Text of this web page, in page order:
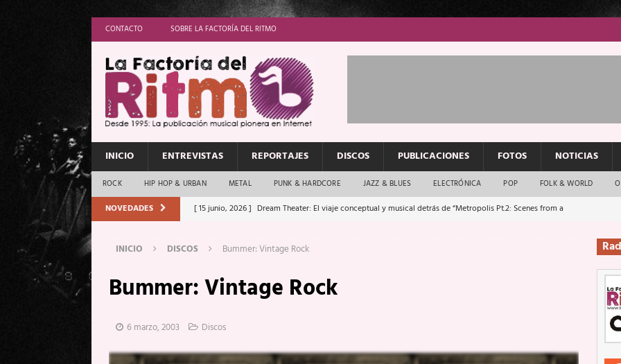
CONTACTO SOBRE LA FACTORÍA DEL RITMO
INICIO ENTREVISTAS REPORTAJES DISCOS PUBLICACIONES FOTOS NOTICIAS
ROCK HIP HOP & URBAN METAL PUNK & HARDCORE JAZZ & BLUES ELECTRÓNICA POP FOLK & WORLD
NOVEDADES [ 15 junio, 2026 ] Dream Theater: El viaje conceptual y musical detrás de “Metropolis Pt.2: Scenes from a
[ 11 junio, 2026 ] Vamos Con Todo: El rock urbano sigue en buenas manos
[ 1 junio, 2026 ]
Ave Exsilyum, los que van a escucharte te saludan
Iron Maiden: Música y arte que forjaron un mito
[ 20 mayo, 2026 ]
[ 17 mayo, 2026 ] Fito & Fitipaldis: 2 de mayo de 2026 en Fuengirola
FOTOS
INICIO DISCOS Bummer: Vintage Rock
Bummer: Vintage Rock
6 marzo, 2003 Discos